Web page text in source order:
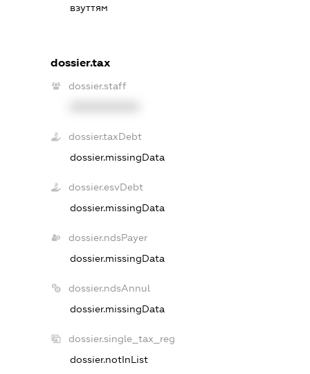
взуттям
dossier.tax
dossier.staff
dossier.taxDebt
dossier.missingData
dossier.esvDebt
dossier.missingData
dossier.ndsPayer
dossier.missingData
dossier.ndsAnnul
dossier.missingData
dossier.single_tax_reg
dossier.notInList